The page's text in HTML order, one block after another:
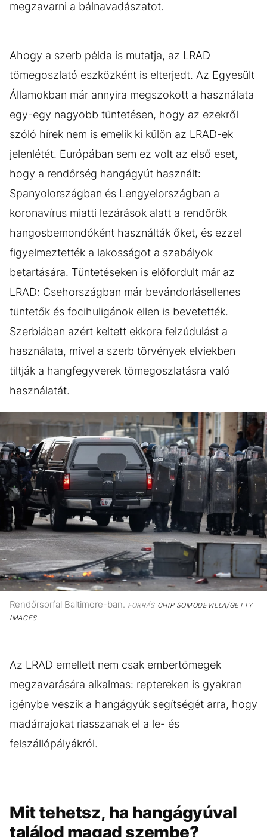
megzavarni a bálnavadászatot.
Ahogy a szerb példa is mutatja, az LRAD
tömegoszlató eszközként is elterjedt. Az Egyesült
Államokban már annyira megszokott a használata
egy-egy nagyobb tüntetésen, hogy az ezekről
szóló hírek nem is emelik ki külön az LRAD-ek
jelenlétét. Európában sem ez volt az első eset,
hogy a rendőrség hangágyút használt:
Spanyolországban és Lengyelországban a
koronavírus miatti lezárások alatt a rendőrök
hangosbemondóként használták őket, és ezzel
figyelmeztették a lakosságot a szabályok
betartására. Tüntetéseken is előfordult már az
LRAD: Csehországban már bevándorlásellenes
tüntetők és focihuligánok ellen is bevetették.
Szerbiában azért keltett ekkora felzúdulást a
használata, mivel a szerb törvények elviekben
tiltják a hangfegyverek tömegoszlatásra való
használatát.
Rendőrsorfal Baltimore-ban. FORRÁSCHIP SOMODEVILLA/GETTY
IMAGES
Az LRAD emellett nem csak embertömegek
megzavarására alkalmas: reptereken is gyakran
igénybe veszik a hangágyúk segítségét arra, hogy
madárrajokat riasszanak el a le- és
felszállópályákról.
Mit tehetsz, ha hangágyúval
találod magad szembe?